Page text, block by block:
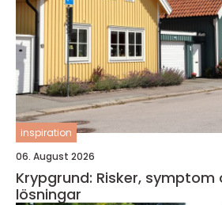
inspiration
06. August 2026
Krypgrund: Risker,
lösningar